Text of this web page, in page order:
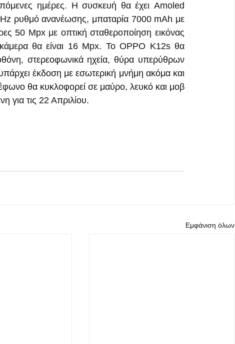
ημέρες. Η συσκευή θα έχει Amoled
ρυθμό ανανέωσης, μπαταρία 7000 mAh με
50 Mpx με οπτική σταθεροποίηση εικόνας
θα είναι 16 Mpx. Το OPPO K12s θα
στερεοφωνικά ηχεία, θύρα υπερύθρων
έκδοση με εσωτερική μνήμη ακόμα και
θα κυκλοφορεί σε μαύρο, λευκό και μοβ
για τις 22 Απριλίου.
Εμφάνιση όλων